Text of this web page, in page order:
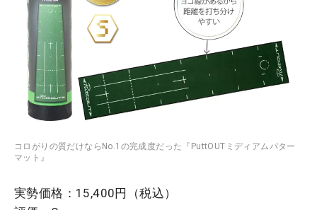
コロがりの質だけならNo.1の完成度だった『PuttOUTミディアムパター
マット』
実勢価格：15,400円（税込）